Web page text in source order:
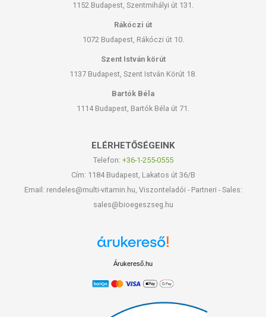
1152 Budapest, Szentmihályi út 131.
Rákóczi út
1072 Budapest, Rákóczi út 10.
Szent István körút
1137 Budapest, Szent István Körút 18.
Bartók Béla
1114 Budapest, Bartók Béla út 71.
ELÉRHETŐSÉGEINK
Telefon: +36-1-255-0555
Cím: 1184 Budapest, Lakatos út 36/B
Email: rendeles@multi-vitamin.hu, Viszonteladói - Partneri - Sales:
sales@bioegeszseg.hu
Árukereső.hu